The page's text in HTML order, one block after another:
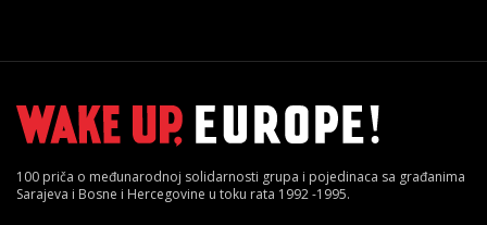
100 priča o međunarodnoj solidarnosti grupa i pojedinaca sa građanima
Sarajeva i Bosne i Hercegovine u toku rata 1992 -1995.